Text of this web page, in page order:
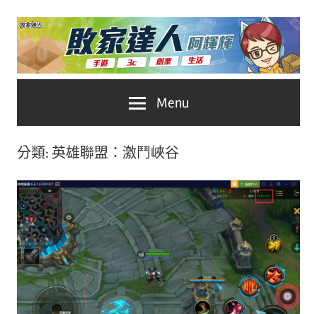
Skip
content
家
人
推
薦
No.1
遊
戲
科
技
自
媒
體。
Menu
分類: 英雄聯盟：激鬥峽谷